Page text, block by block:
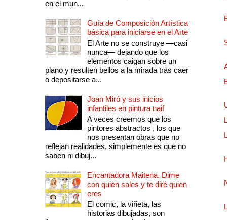
en el mun...
Guía de Composición Artística
básica para iniciarse en el Arte
El Arte no se construye —casi
nunca— dejando que los
elementos caigan sobre un
plano y resulten bellos a la mirada tras caer
o depositarse a...
Joan Miró y sus inicios
infantiles en pintura naif
A veces creemos que los
pintores abstractos , los que
nos presentan obras que no
reflejan realidades, simplemente es que no
saben ni dibuj...
Encantadora Maitena. Dime
con quien sales y te diré quien
eres
El comic, la viñeta, las
historias dibujadas, son